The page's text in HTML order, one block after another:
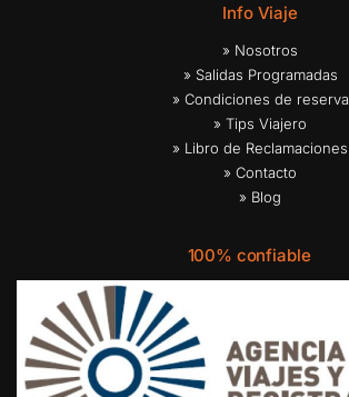
Info Viaje
» Nosotros
» Salidas Programadas
» Condiciones de reserva
» Tips Viajero
» Libro de Reclamaciones
» Contacto
» Blog
100% confiable